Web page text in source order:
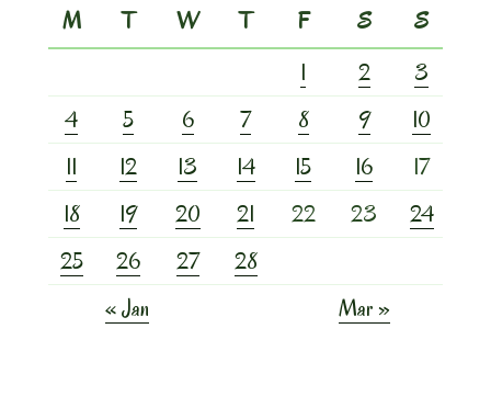
M
T W T F S
S
1
2
3
4
5 6 7 8 9
10
11
12 13 14 15 16
17
18
19 20 21 22 23
24
25
26 27
28
« Jan
Mar »